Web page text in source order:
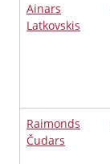
Ainars
Latkovskis
Raimonds
Čudars